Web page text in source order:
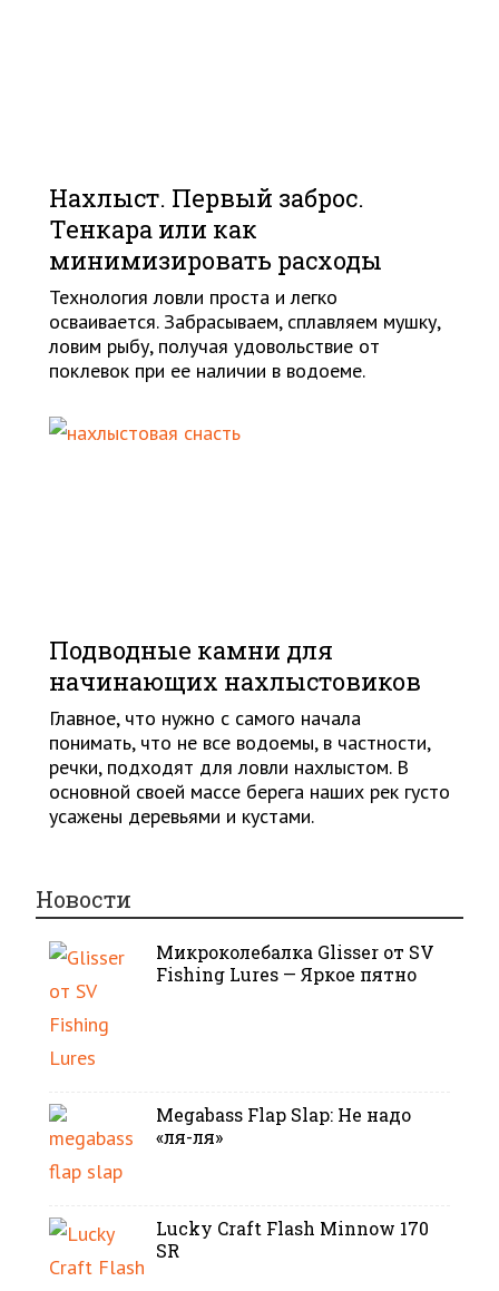
Нахлыст. Первый заброс.
Тенкара или как
минимизировать расходы
Технология ловли проста и легко
осваивается. Забрасываем, сплавляем мушку,
ловим рыбу, получая удовольствие от
поклевок при ее наличии в водоеме.
Подводные камни для
начинающих нахлыстовиков
Главное, что нужно с самого начала
понимать, что не все водоемы, в частности,
речки, подходят для ловли нахлыстом. В
основной своей массе берега наших рек густо
усажены деревьями и кустами.
Новости
Микроколебалка Glisser от SV
Fishing Lures — Яркое пятно
Megabass Flap Slap: Не надо
«ля-ля»
Lucky Craft Flash Minnow 170
SR